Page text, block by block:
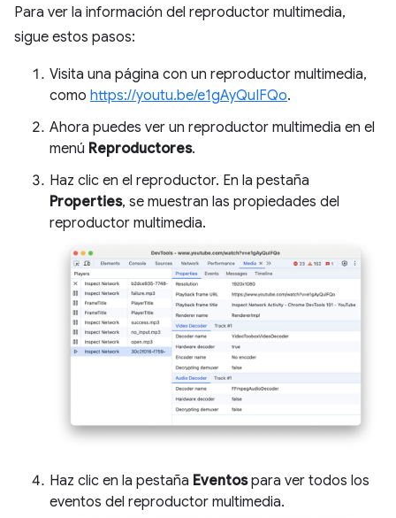
Para ver la información del reproductor multimedia,
sigue estos pasos:
Visita una página con un reproductor multimedia,
como https://youtu.be/e1gAyQuIFQo.
Ahora puedes ver un reproductor multimedia en el
menú Reproductores.
Haz clic en el reproductor. En la pestaña
Properties, se muestran las propiedades del
reproductor multimedia.
Haz clic en la pestaña Eventospara ver todos los
eventos del reproductor multimedia.